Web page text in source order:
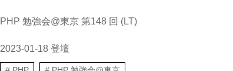
PHP 勉強会@東京 第148 回 (LT)
2023-01-18 登壇